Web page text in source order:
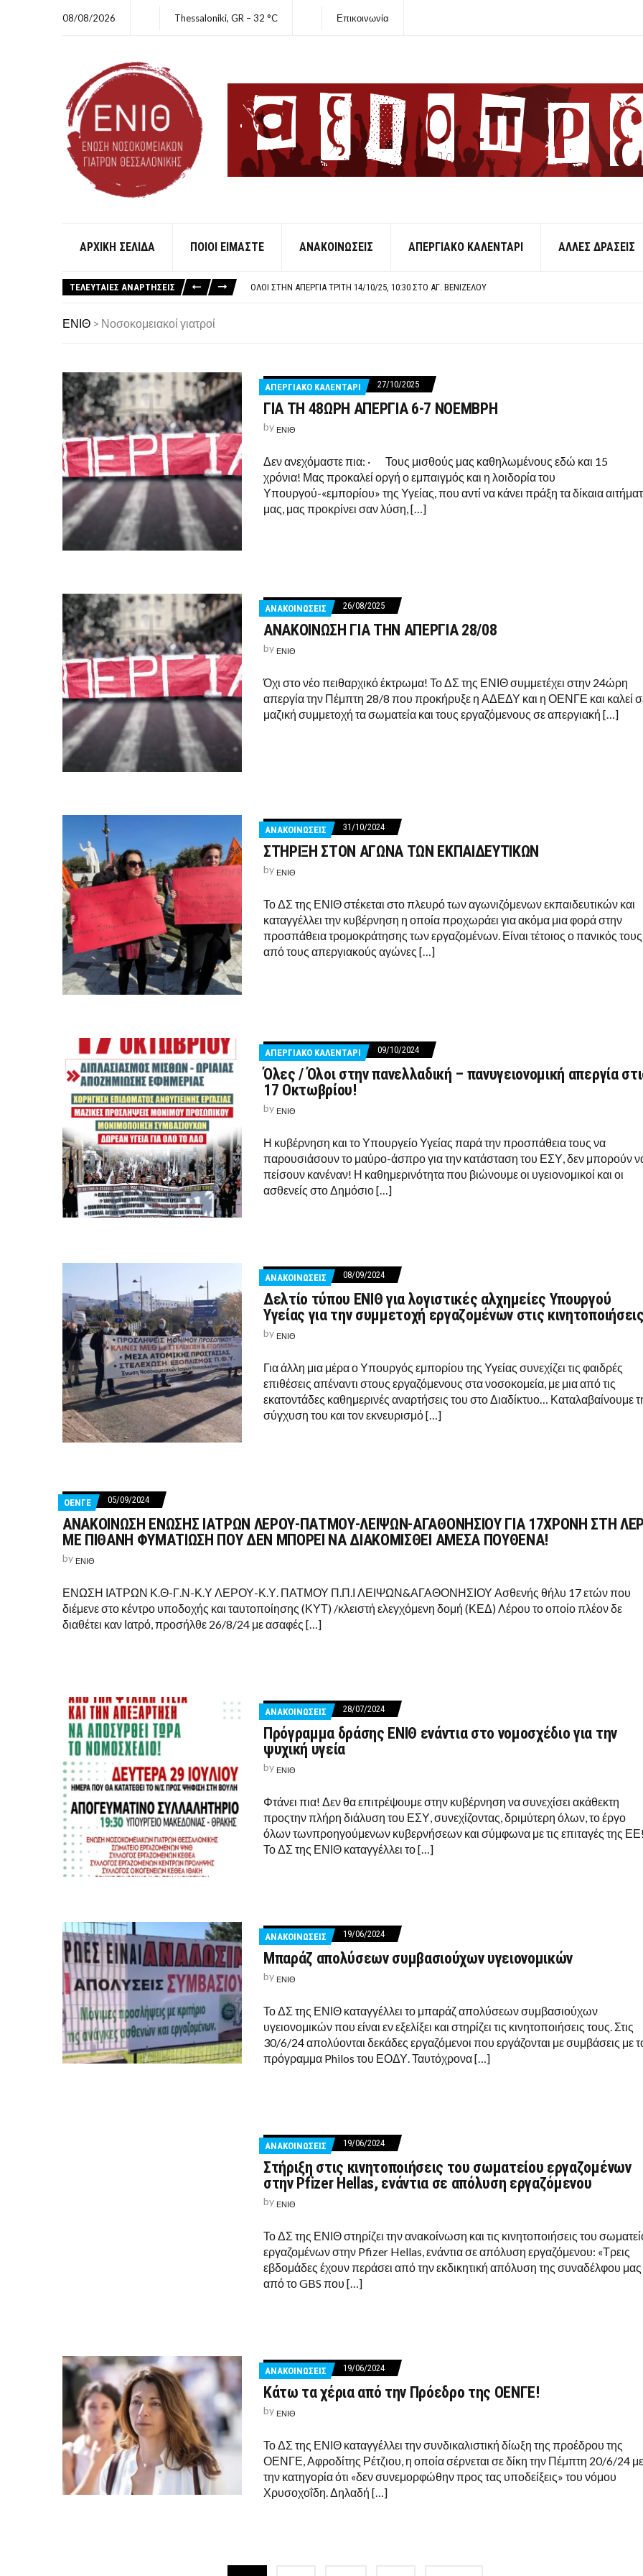
08/08/2026 Thessaloniki, GR –32 C Επικοινωνία
ΑΡΧΙΚΗ ΣΕΛΙΔΑ ΠΟΙΟΙ ΕΙΜΑΣΤΕ ΑΝΑΚΟΙΝΩΣΕΙΣ ΑΠΕΡΓΙΑΚΟ ΚΑΛΕΝΤΑΡΙ ΑΛΛΕΣ ΔΡΑΣΕΙΣ
ΤΕΛΕΥΤΑΙΕΣ ΑΝΑΡΤΗΣΕΙΣ
ΓΙΑ ΤΗ 48ΩΡΗ ΑΠΕΡΓΙΑ 6-7 ΝΟΕΜΒΡΗ
ΟΛΟΙ ΣΤΗΝ ΑΠΕΡΓΙΑ ΤΡΙΤΗ 14/10/25, 10:30 ΣΤΟ ΑΓ. ΒΕΝΙΖΈΛΟΥ
ΕΝΙΘ > Νοσοκομειακοί γιατροί
ΑΠΕΡΓΙΑΚΟ ΚΑΛΕΝΤΑΡΙ 27/10/2025
ΓΙΑ ΤΗ 48ΩΡΗ ΑΠΕΡΓΙΑ 6-7 ΝΟΕΜΒΡΗ
by ΕΝΙΘ
Δεν ανεχόμαστε πια: · Τους μισθούς μας καθηλωμένους εδώ και 15
χρόνια! Μας προκαλεί οργή ο εμπαιγμός και η λοιδορία του
Υπουργού-«εμπορίου» της Υγείας, που αντί να κάνει πράξη τα δίκαια
μας, μας προκρίνει σαν λύση, […]
ΑΝΑΚΟΙΝΩΣΕΙΣ 26/08/2025
ΑΝΑΚΟΙΝΩΣΗ ΓΙΑ ΤΗΝ ΑΠΕΡΓΙΑ 28/08
by ΕΝΙΘ
Όχι στο νέο πειθαρχικό έκτρωμα! Το ΔΣ της ΕΝΙΘ συμμετέχει στην 24ώρη
απεργία την Πέμπτη 28/8 που προκήρυξε η ΑΔΕΔΥ και η ΟΕΝΓΕ και καλεί
μαζική συμμετοχή τα σωματεία και τους εργαζόμενους σε απεργιακή […]
ΑΝΑΚΟΙΝΩΣΕΙΣ 31/10/2024
ΣΤΗΡΙΞΗ ΣΤΟΝ ΑΓΩΝΑ ΤΩΝ ΕΚΠΑΙΔΕΥΤΙΚΩΝ
by ΕΝΙΘ
Το ΔΣ της ΕΝΙΘ στέκεται στο πλευρό των αγωνιζόμενων εκπαιδευτικών και
καταγγέλλει την κυβέρνηση η οποία προχωράει για ακόμα μια φορά στην
προσπάθεια τρομοκράτησης των εργαζομένων. Είναι τέτοιος ο πανικός τους
από τους απεργιακούς αγώνες […]
ΑΠΕΡΓΙΑΚΟ ΚΑΛΕΝΤΑΡΙ 09/10/2024
Όλες / Όλοι στην πανελλαδική – πανυγειονομική απεργία
17 Οκτωβρίου!
by ΕΝΙΘ
Η κυβέρνηση και το Υπουργείο Υγείας παρά την προσπάθεια τους να
παρουσιάσουν το μαύρο-άσπρο για την κατάσταση του ΕΣΥ, δεν μπορούν
πείσουν κανέναν! Η καθημερινότητα που βιώνουμε οι υγειονομικοί και οι
ασθενείς στο Δημόσιο […]
ΑΝΑΚΟΙΝΩΣΕΙΣ 08/09/2024
Δελτίο τύπου ΕΝΙΘ για λογιστικές αλχημείες Υπουργού
Υγείας για την συμμετοχή εργαζομένων στις κινητοποιήσεις
by ΕΝΙΘ
Για άλλη μια μέρα ο Υπουργός εμπορίου της Υγείας συνεχίζει τις φαιδρές
επιθέσεις απέναντι στους εργαζόμενους στα νοσοκομεία, με μια από τις
εκατοντάδες καθημερινές αναρτήσεις του στο Διαδίκτυο… Καταλαβαίνουμε
σύγχυση του και τον εκνευρισμό […]
ΟΕΝΓΕ 05/09/2024
ΑΝΑΚΟΙΝΩΣΗ ΕΝΩΣΗΣ ΙΑΤΡΩΝ ΛΕΡΟΥ-ΠΑΤΜΟΥ-ΛΕΙΨΩΝ-ΑΓΑΘΟΝΗΣΙΟΥ ΓΙΑ 17ΧΡΟΝΗ ΣΤΗ
ΜΕ ΠΙΘΑΝΗ ΦΥΜΑΤΙΩΣΗ ΠΟΥ ΔΕΝ ΜΠΟΡΕΙ ΝΑ ΔΙΑΚΟΜΙΣΘΕΙ ΑΜΕΣΑ ΠΟΥΘΕΝΑ!
by ΕΝΙΘ
ΕΝΩΣΗ ΙΑΤΡΩΝ Κ.Θ-Γ.Ν-Κ.Υ ΛΕΡΟΥ-Κ.Υ. ΠΑΤΜΟΥ Π.Π.Ι ΛΕΙΨΩΝ&ΑΓΑΘΟΝΗΣΙΟΥ Ασθενής θήλυ 17 ετών που
διέμενε στο κέντρο υποδοχής και ταυτοποίησης (ΚΥΤ) /κλειστή ελεγχόμενη δομή (ΚΕΔ) Λέρου το οποίο πλέον δε
διαθέτει καν Ιατρό, προσήλθε 26/8/24 με ασαφές […]
ΑΝΑΚΟΙΝΩΣΕΙΣ 28/07/2024
Πρόγραμμα δράσης ΕΝΙΘ ενάντια στο νομοσχέδιο για την
ψυχική υγεία
by ΕΝΙΘ
Φτάνει πια! Δεν θα επιτρέψουμε στην κυβέρνηση να συνεχίσει ακάθεκτη
προςτην πλήρη διάλυση του ΕΣΥ, συνεχίζοντας, δριμύτερη όλων, το έργο
όλων τωνπροηγούμενων κυβερνήσεων και σύμφωνα με τις επιταγές της ΕΕ!
Το ΔΣ της ΕΝΙΘ καταγγέλλει το […]
ΑΝΑΚΟΙΝΩΣΕΙΣ 19/06/2024
Μπαράζ απολύσεων συμβασιούχων υγειονομικών
by ΕΝΙΘ
Το ΔΣ της ΕΝΙΘ καταγγέλλει το μπαράζ απολύσεων συμβασιούχων
υγειονομικών που είναι εν εξελίξει και στηρίζει τις κινητοποιήσεις τους. Στις
30/6/24 απολύονται δεκάδες εργαζόμενοι που εργάζονται με συμβάσεις με
πρόγραμμα Philos του ΕΟΔΥ. Ταυτόχρονα […]
ΑΝΑΚΟΙΝΩΣΕΙΣ 19/06/2024
Στήριξη στις κινητοποιήσεις του σωματείου εργαζομένων
στην Pfizer Hellas, ενάντια σε απόλυση εργαζόμενου
by ΕΝΙΘ
Το ΔΣ της ΕΝΙΘ στηρίζει την ανακοίνωση και τις κινητοποιήσεις του
εργαζομένων στην Pfizer Hellas, ενάντια σε απόλυση εργαζόμενου: «Τρεις
εβδομάδες έχουν περάσει από την εκδικητική απόλυση της συναδέλφου μας
από το GBS που […]
ΑΝΑΚΟΙΝΩΣΕΙΣ 19/06/2024
Κάτω τα χέρια από την Πρόεδρο της ΟΕΝΓΕ!
by ΕΝΙΘ
Το ΔΣ της ΕΝΙΘ καταγγέλλει την συνδικαλιστική δίωξη της προέδρου της
ΟΕΝΓΕ, Αφροδίτης Ρέτζιου, η οποία σέρνεται σε δίκη την Πέμπτη 20/6/24 με
την κατηγορία ότι «δεν συνεμορφώθην προς τας υποδείξεις» του νόμου
Χρυσοχοΐδη. Δηλαδή […]